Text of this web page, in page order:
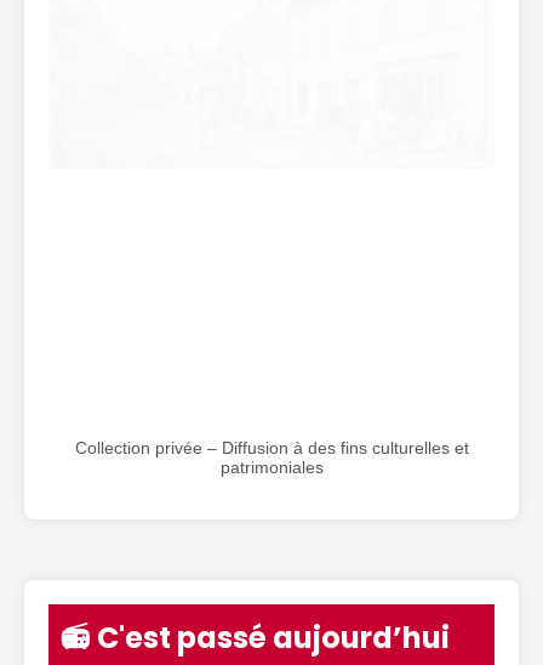
Collection privée – Diffusion à des fins culturelles et
patrimoniales
📻 C'est passé aujourd’hui